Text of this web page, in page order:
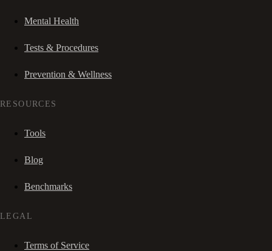
Mental Health
Tests & Procedures
Prevention & Wellness
RESOURCES
Tools
Blog
Benchmarks
LEGAL
Terms of Service